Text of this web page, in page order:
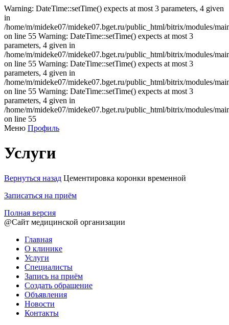
Warning: DateTime::setTime() expects at most 3 parameters, 4 given
in
/home/m/mideke07/mideke07.bget.ru/public_html/bitrix/modules/
on line 55 Warning: DateTime::setTime() expects at most 3
parameters, 4 given in
/home/m/mideke07/mideke07.bget.ru/public_html/bitrix/modules/
on line 55 Warning: DateTime::setTime() expects at most 3
parameters, 4 given in
/home/m/mideke07/mideke07.bget.ru/public_html/bitrix/modules/
on line 55 Warning: DateTime::setTime() expects at most 3
parameters, 4 given in
/home/m/mideke07/mideke07.bget.ru/public_html/bitrix/modules/
on line 55
Меню Профиль
Услуги
Вернуться назад Цементировка коронки временной
Записаться на приём
Полная версия
@Сайт медицинской организации
Главная
О клинике
Услуги
Специалисты
Запись на приём
Создать обращение
Объявления
Новости
Контакты